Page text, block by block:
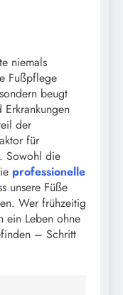
niemals
Fußpflege
beugt
der
für
Sowohl die
professionelle
unsere Füße
Wer frühzeitig
ein Leben ohne
– Schritt